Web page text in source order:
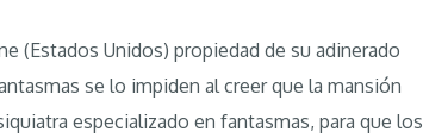
(Estados Unidos) propiedad de su adinerado
se lo impiden al creer que la mansión
especializado en fantasmas, para que los